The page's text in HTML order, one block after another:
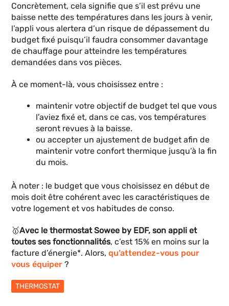
Concrètement, cela signifie que s’il est prévu une
baisse nette des températures dans les jours à venir,
l’appli vous alertera d’un risque de dépassement du
budget fixé puisqu’il faudra consommer davantage
de chauffage pour atteindre les températures
demandées dans vos pièces.
À ce moment-là, vous choisissez entre :
maintenir votre objectif de budget tel que vous
l’aviez fixé et, dans ce cas, vos températures
seront revues à la baisse.
ou accepter un ajustement de budget afin de
maintenir votre confort thermique jusqu’à la fin
du mois.
À noter : le budget que vous choisissez en début de
mois doit être cohérent avec les caractéristiques de
votre logement et vos habitudes de conso.
🥇Avec le thermostat Sowee by EDF, son appli et
toutes ses fonctionnalités, c’est 15% en moins sur la
facture d’énergie*. Alors,qu’attendez-vous pour
vous équiper ?
THERMOSTAT